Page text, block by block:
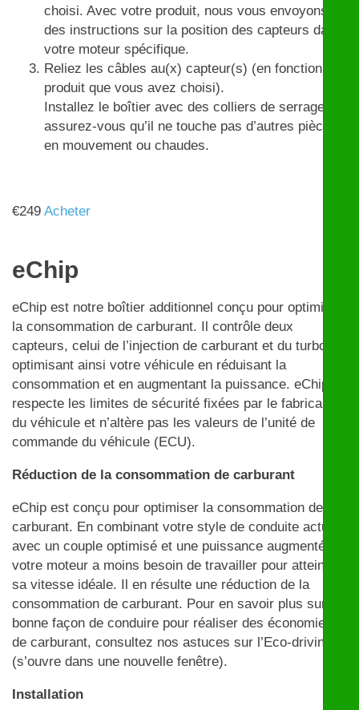
choisi. Avec votre produit, nous vous envoyons
des instructions sur la position des capteurs dans
votre moteur spécifique.
Reliez les câbles au(x) capteur(s) (en fonction du
produit que vous avez choisi).
Installez le boîtier avec des colliers de serrage et
assurez-vous qu’il ne touche pas d’autres pièces
en mouvement ou chaudes.
€249 Acheter
eChip
eChip est notre boîtier additionnel conçu pour optimiser
la consommation de carburant. Il contrôle deux
capteurs, celui de l’injection de carburant et du turbo,
optimisant ainsi votre véhicule en réduisant la
consommation et en augmentant la puissance. eChip
respecte les limites de sécurité fixées par le fabricant
du véhicule et n’altère pas les valeurs de l’unité de
commande du véhicule (ECU).
Réduction de la consommation de carburant
eChip est conçu pour optimiser la consommation de
carburant. En combinant votre style de conduite actuel
avec un couple optimisé et une puissance augmentée,
votre moteur a moins besoin de travailler pour atteindre
sa vitesse idéale. Il en résulte une réduction de la
consommation de carburant. Pour en savoir plus sur la
bonne façon de conduire pour réaliser des économies
de carburant, consultez nos astuces sur l’Eco-driving
(s’ouvre dans une nouvelle fenêtre).
Installation